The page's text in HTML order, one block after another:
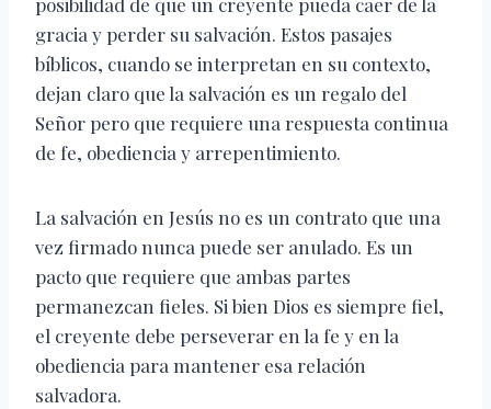
gracia y perder su salvación. Estos pasajes
bíblicos, cuando se interpretan en su contexto,
dejan claro que la salvación es un regalo del
Señor pero que requiere una respuesta continua
de fe, obediencia y arrepentimiento.
La salvación en Jesús no es un contrato que una
vez firmado nunca puede ser anulado. Es un
pacto que requiere que ambas partes
permanezcan fieles. Si bien Dios es siempre fiel,
el creyente debe perseverar en la fe y en la
obediencia para mantener esa relación
salvadora.